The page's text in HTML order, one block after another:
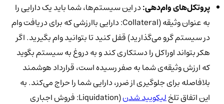
پروتکل‌های وام‌دهی:در این سیستم‌ها، شما باید یک دارایی را
به عنوان وثیقه (Collateral: دارایی باارزشی که برای دریافت وام
در سیستم گرو می‌گذارید) قفل کنید تا بتوانید وام بگیرید. اگر
هکر بتواند اوراکل را دستکاری کند و به دروغ به سیستم بگوید
که ارزش وثیقه‌ی شما به صفر رسیده است، قرارداد هوشمند
بلافاصله برای جلوگیری از ضرر، دارایی شما را حراج می‌کند. به
این اتفاق تلخلیکویید شدن
(Liquidation: فروش اجباری